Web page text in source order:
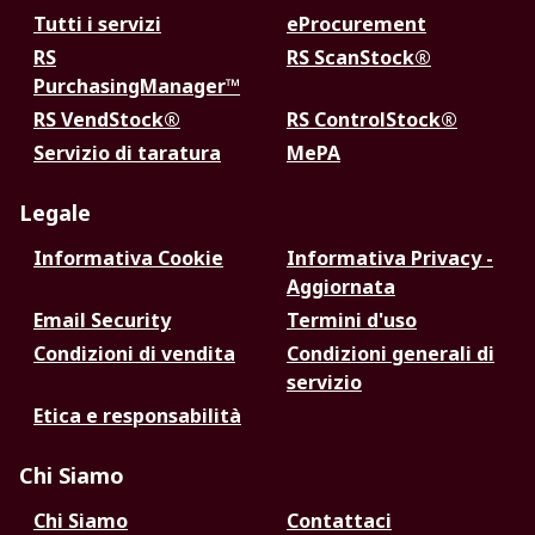
Tutti i servizi
eProcurement
RS
PurchasingManager™
RS ScanStock®
RS VendStock®
RS ControlStock®
Servizio di taratura
MePA
Legale
Informativa Cookie
Informativa Privacy -
Aggiornata
Email Security
Termini d'uso
Condizioni di vendita
Condizioni generali di
servizio
Etica e responsabilità
Chi Siamo
Chi Siamo Contattaci